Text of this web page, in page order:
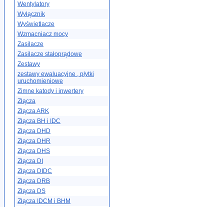
Wentylatory
Wyłącznik
Wyświetlacze
Wzmacniacz mocy
Zasilacze
Zasilacze stałoprądowe
Zestawy
zestawy ewaluacyjne , płytki
uruchomieniowe
Zimne katody i inwertery
Złącza
Złącza ARK
Złącza BH i IDC
Złącza DHD
Złącza DHR
Złącza DHS
Złącza DI
Złącza DIDC
Złącza DRB
Złącza DS
Złącza IDCM i BHM